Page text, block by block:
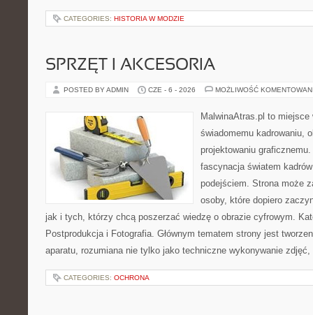
CATEGORIES: HISTORIA W MODZIE
SPRZĘT I AKCESORIA
POSTED BY ADMIN CZE - 6 - 2026 MOŻLIWOŚĆ
MalwinaAtras.pl to
świadomemu kadrowaniu,
projektowaniu
fascynacja światem
podejściem. Strona może
osoby, które dopiero
jak i tych, którzy chcą poszerzać wiedzę o obrazie cyfrowym.
Postprodukcja i Fotografia. Głównym tematem strony jest
aparatu, rozumiana nie tylko jako techniczne wykonywanie
CATEGORIES: OCHRONA